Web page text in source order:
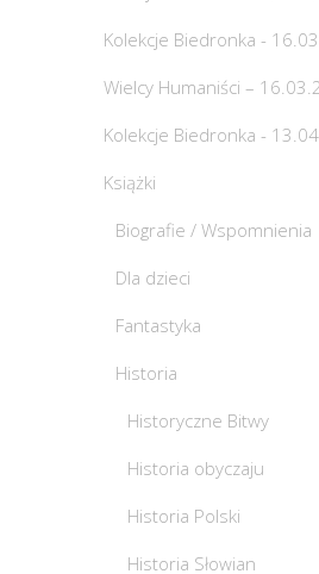
Kolekcje Biedronka -
Wielcy Humaniści –
Kolekcje Biedronka -
Książki
Biografie / Wspomnienia
Dla dzieci
Fantastyka
Historia
Historyczne Bitwy
Historia obyczaju
Historia Polski
Historia Słowian